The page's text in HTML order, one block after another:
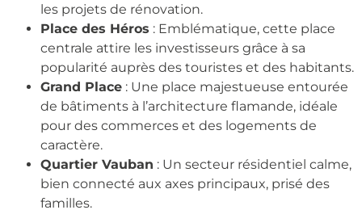
les projets de rénovation.
Place des Héros : Emblématique, cette place
centrale attire les investisseurs grâce à sa
popularité auprès des touristes et des habitants.
Grand Place : Une place majestueuse entourée
de bâtiments à l’architecture flamande, idéale
pour des commerces et des logements de
caractère.
Quartier Vauban : Un secteur résidentiel calme,
bien connecté aux axes principaux, prisé des
familles.